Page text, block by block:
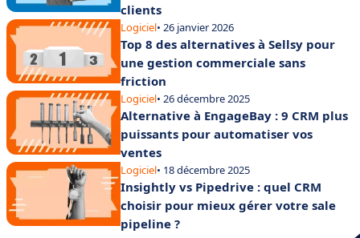
clients
Logiciel• 26 janvier 2026
Top 8 des alternatives à Sellsy pour
une gestion commerciale sans
friction
Logiciel• 26 décembre 2025
Alternative à EngageBay : 9 CRM plus
puissants pour automatiser vos
ventes
Logiciel• 18 décembre 2025
Insightly vs Pipedrive : quel CRM
choisir pour mieux gérer votre sale
pipeline ?